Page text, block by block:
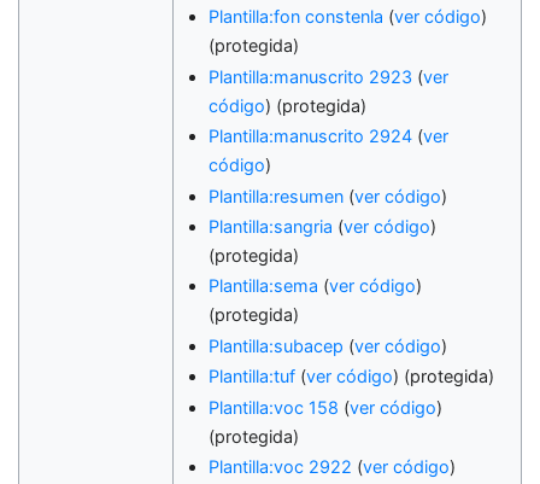
Plantilla:fon constenla (ver código)
(protegida)
Plantilla:manuscrito 2923 (ver
código) (protegida)
Plantilla:manuscrito 2924(ver
código)
Plantilla:resumen(ver código)
Plantilla:sangria (ver código)
(protegida)
Plantilla:sema (ver código)
(protegida)
Plantilla:subacep (ver código)
Plantilla:tuf(ver código) (protegida)
Plantilla:voc 158 (ver código)
(protegida)
Plantilla:voc 2922 (ver código)